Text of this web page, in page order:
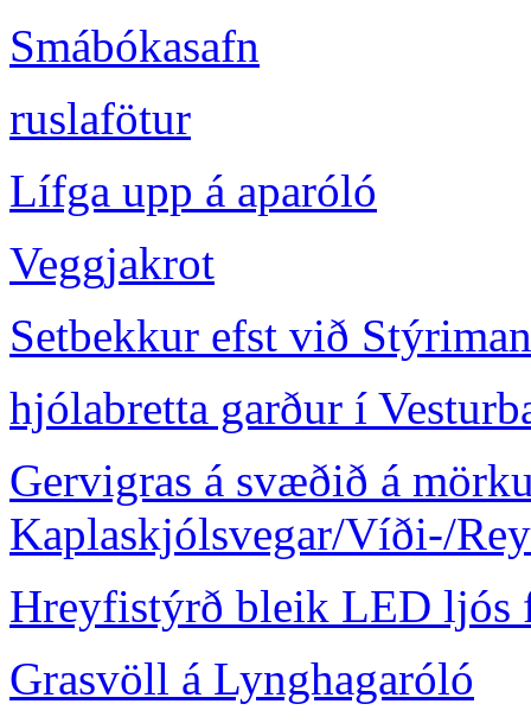
Smábókasafn
ruslafötur
Lífga upp á aparóló
Veggjakrot
Setbekkur efst við
hjólabretta garður í
Gervigras á svæðið á
Kaplaskjólsvegar/Víði-/
Hreyfistýrð bleik LED ljós
Grasvöll á Lynghagaróló